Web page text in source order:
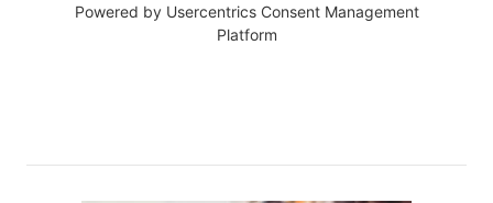
Powered by Usercentrics Consent Management
Platform